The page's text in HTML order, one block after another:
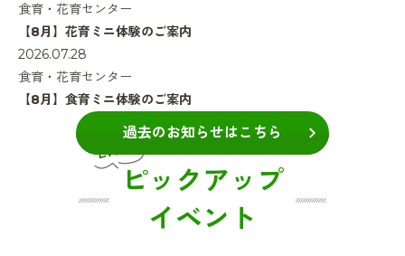
食育・花育センター
【8月】花育ミニ体験のご案内
2026.07.28
食育・花育センター
【8月】食育ミニ体験のご案内
過去のお知らせはこちら
ピックアップ
イベント